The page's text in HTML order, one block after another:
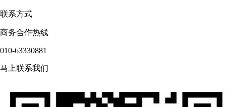
联系方式
商务合作热线
010-63330881
马上联系我们